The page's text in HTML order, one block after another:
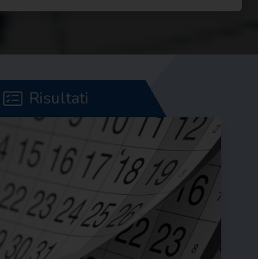
Risultati